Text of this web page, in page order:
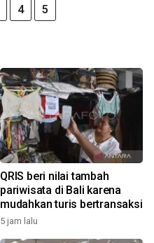
4 5
QRIS beri nilai tambah
pariwisata di Bali karena
mudahkan turis bertransaksi
5 jam lalu